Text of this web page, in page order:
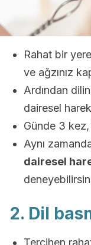
Rahat bir
ve ağzınız
Ardından
dairesel
Günde 3 kez,
Aynı
dairesel
2. Dil
Tercihen